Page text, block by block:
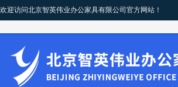
欢迎访问北京智英伟业办公家具有限公司官方网站！